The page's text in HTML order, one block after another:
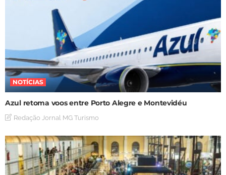
NOTÍCIAS
Azul retoma voos entre Porto Alegre e Montevidéu
Redação Jornal MG Turismo